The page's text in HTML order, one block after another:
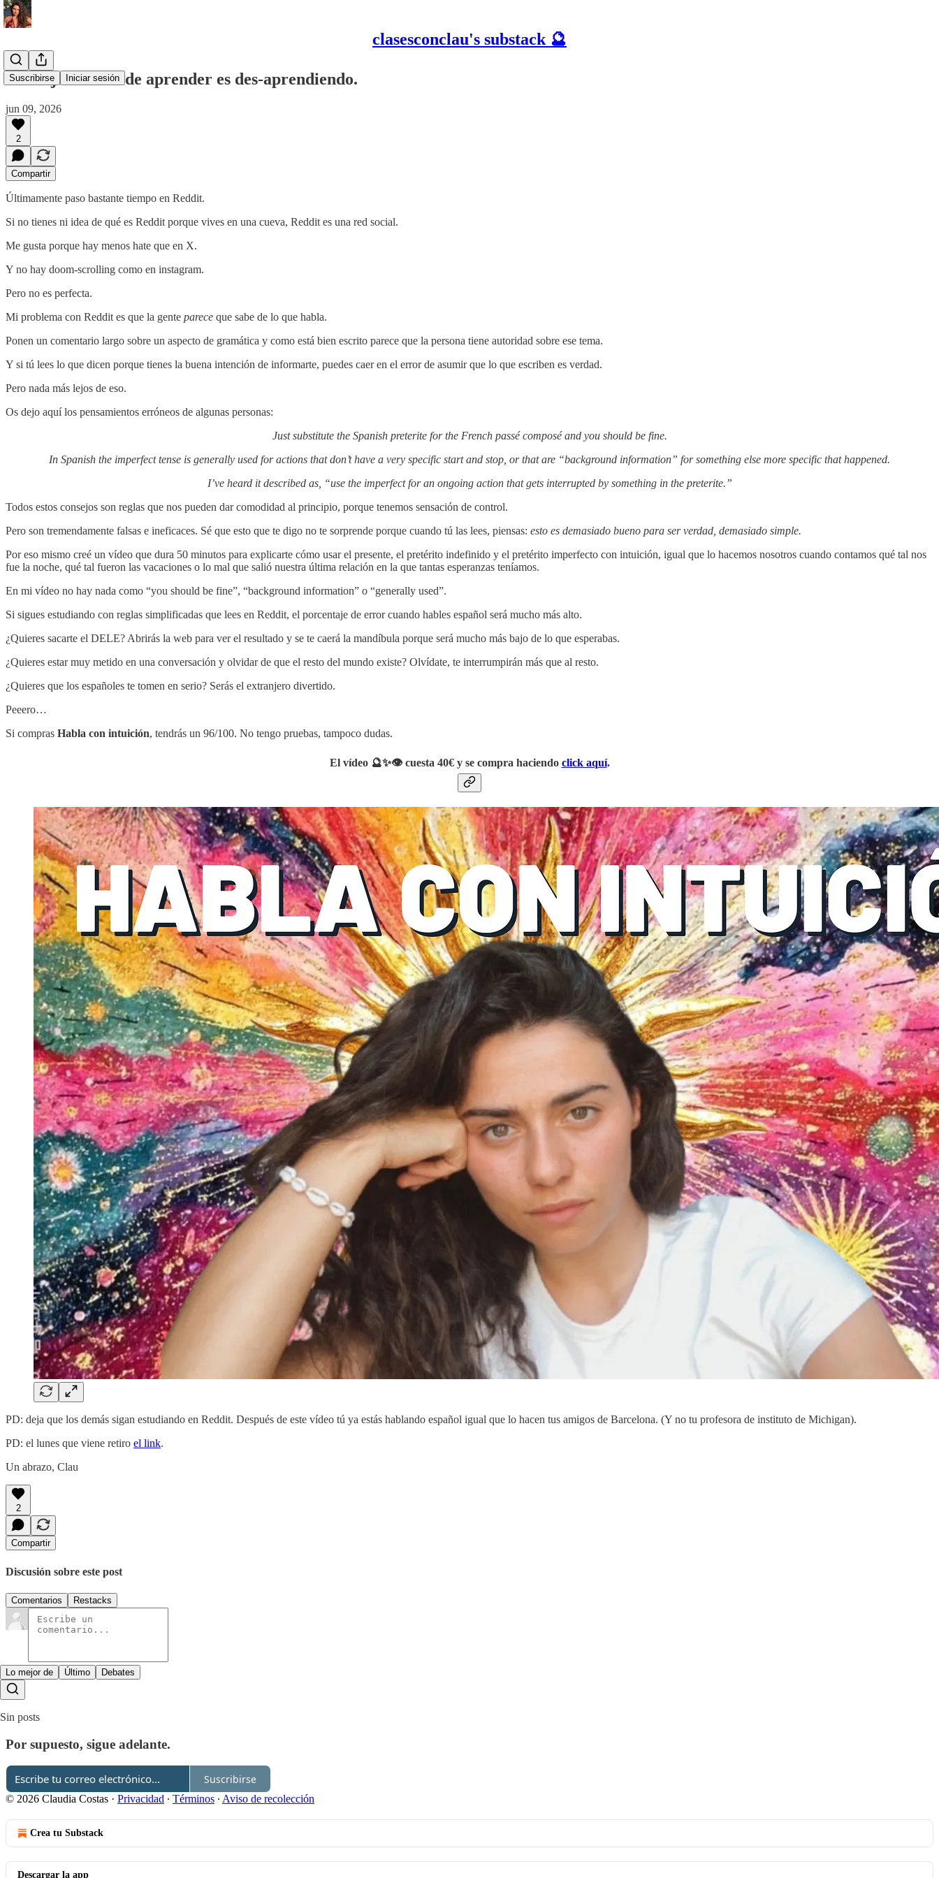
clasesconclau's substack 🔮
Suscribirse Iniciar sesión
La mejor forma de aprender es des-aprendiendo.
jun 09, 2026
2
Compartir
Últimamente paso bastante tiempo en Reddit.
Si no tienes ni idea de qué es Reddit porque vives en una cueva, Reddit es una red social.
Me gusta porque hay menos hate que en X.
Y no hay doom-scrolling como en instagram.
Pero no es perfecta.
Mi problema con Reddit es que la gente parece que sabe de lo que habla.
Ponen un comentario largo sobre un aspecto de gramática y como está bien escrito parece que la persona tiene autoridad sobre ese tema.
Y si tú lees lo que dicen porque tienes la buena intención de informarte, puedes caer en el error de asumir que lo que escriben es verdad.
Pero nada más lejos de eso.
Os dejo aquí los pensamientos erróneos de algunas personas:
Just substitute the Spanish preterite for the French passé composé and you should be fine.
In Spanish the imperfect tense is generally used for actions that don’t have a very specific start and stop, or that are “background information” for something else more specific that happened.
I’ve heard it described as, “use the imperfect for an ongoing action that gets interrupted by something in the preterite.”
Todos estos consejos son reglas que nos pueden dar comodidad al principio, porque tenemos sensación de control.
Pero son tremendamente falsas e ineficaces. Sé que esto que te digo no te sorprende porque cuando tú las lees, piensas: esto es demasiado bueno para ser verdad, demasiado simple.
Por eso mismo creé un vídeo que dura 50 minutos para explicarte cómo usar el presente, el pretérito indefinido y el pretérito imperfecto con intuición, igual que lo hacemos nosotros cuando contamos qué tal nos
fue la noche, qué tal fueron las vacaciones o lo mal que salió nuestra última relación en la que tantas esperanzas teníamos.
En mi vídeo no hay nada como “you should be fine”, “background information” o “generally used”.
Si sigues estudiando con reglas simplificadas que lees en Reddit, el porcentaje de error cuando hables español será mucho más alto.
¿Quieres sacarte el DELE? Abrirás la web para ver el resultado y se te caerá la mandíbula porque será mucho más bajo de lo que esperabas.
¿Quieres estar muy metido en una conversación y olvidar de que el resto del mundo existe? Olvídate, te interrumpirán más que al resto.
¿Quieres que los españoles te tomen en serio? Serás el extranjero divertido.
Peeero…
Si compras Habla con intuición, tendrás un 96/100. No tengo pruebas, tampoco dudas.
El vídeo 🔮✨👁️ cuesta 40€ y se compra haciendo click aquí.
PD: deja que los demás sigan estudiando en Reddit. Después de este vídeo tú ya estás hablando español igual que lo hacen tus amigos de Barcelona. (Y no tu profesora de instituto de Michigan).
PD: el lunes que viene retiro el link.
Un abrazo, Clau
2
Compartir
Discusión sobre este post
Comentarios Restacks
Lo mejor de Último Debates
Sin posts
Por supuesto, sigue adelante.
Suscribirse
© 2026 Claudia Costas · Privacidad ∙ Términos ∙ Aviso de recolección
Crea tu Substack
Descargar la app